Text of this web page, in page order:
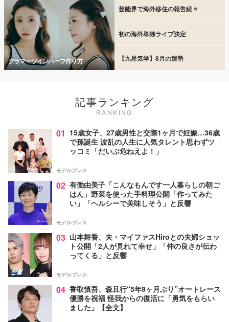
グラマーツインハーフ作り方
芸能界で海外移住の報告続々
初の海外単独ライブ決定
【九星気学】8月の運勢
記事ランキング
RANKING
01 15歳女子、27歳男性と交際1ヶ月で妊娠…36歳
で孫誕生 波乱の人生に人気タレント思わずツ
ッコミ「だいぶ危ねえよ！」
モデルプレス
02 有働由美子「こんなもんです一人暮らしの朝ご
はん」野菜を使った手料理公開「作ってみた
い」「ヘルシーで美味しそう」と反響
モデルプレス
03 山本舞香、夫・マイファスHiroとの夫婦ショッ
ト公開「2人が見れて幸せ」「仲の良さが伝わ
ってくる」と反響
モデルプレス
04 香取慎吾、森且行“5年9ヶ月ぶり”オートレース
優勝を祝福 怪我からの復活に「勇気をもらい
ました」【全文】